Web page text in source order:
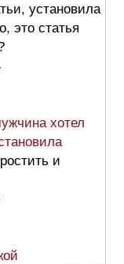
установила
это статья
хотел
и